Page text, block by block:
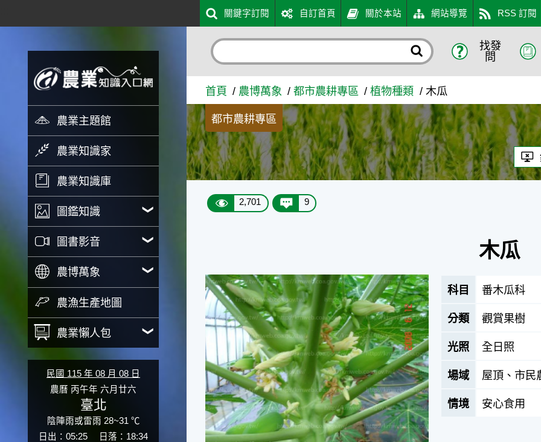
木瓜 - 農業知識入口網
農業主題館
農業知識家
農業知識庫
圖鑑知識
圖書影音
農博萬象
農漁生產地圖
農業懶人包
民國 115 年 08 月 08 日
農曆 丙午年 六月廿六
臺北
陰陣雨或雷雨 28~31 ℃
日出：05:25
日落：18:34
關鍵字訂閱 自訂首頁 關於本站 網站導覽 RSS 訂閱
找發
問
首頁 農博萬象 都市農耕專區 植物種類 木瓜
都市農耕專區
2,701 9
木瓜
科目 番木瓜科
分類 觀賞果樹
光照 全日照
場域 屋頂、市民
情境 安心食用